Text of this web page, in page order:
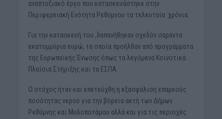
αναπτυξιακό έργο που κατασκευάστηκε στην
Περιφερειακή Ενότητα Ρεθύμνου τα τελευταία χρόνια.
Για την κατασκευή του ,δαπανήθηκαν σχεδόν σαράντα
εκατομμύρια ευρώ, τα οποία προήλθαν από προγράμματα
της Ευρωπαϊκής Ένωσης όπως τα λεγόμενα Κοινοτικά
Πλαίσια Στήριξης και τα ΕΣΠΑ.
Ο στόχος ήταν και επετεύχθη η εξασφάλιση επαρκούς
ποσότητας νερού για την βόρεια ακτή των Δήμων
Ρεθύμνης και Μυλοποτάμου αλλά και για τις περιοχές